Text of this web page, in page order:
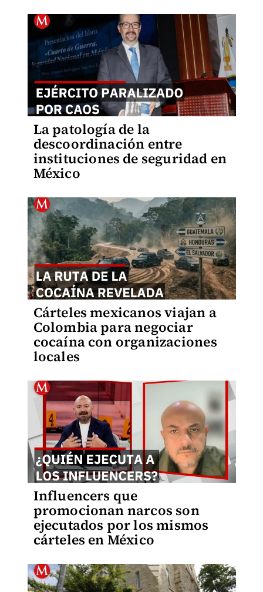
La patología de la
descoordinación entre
instituciones de seguridad en
México
Cárteles mexicanos viajan a
Colombia para negociar
cocaína con organizaciones
locales
Influencers que
promocionan narcos son
ejecutados por los mismos
cárteles en México